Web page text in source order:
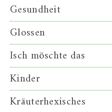
Gesundheit
Glossen
Isch möschte das
Kinder
Kräuterhexisches